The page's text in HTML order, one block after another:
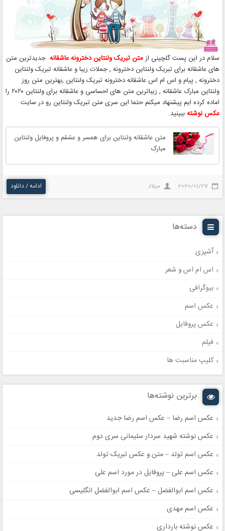
سلام در این پست گلچینی از متن تبریک ولنتاین دخترونه عاشقانه جدیدترین متن
های عاشقانه برای تبریک ولنتاین دخترونه , جملات زیبا و عاشقانه تبریک ولنتاین
دخترونه , پیام و اس ام اس عاشقانه دخترونه تبریک ولنتاین ,بهترین متن روز
ولنتاین مبارک عاشقانه , زیباترین متن های احساسی و عاشقانه برای ولنتاین ۲۰۲۰ را
اماده کرده ایم پیشنهاد میکنم حتما این سری متن تبریک ولنتاین رو در سایت
عکس نوشته ببینید.
متن عاشقانه ولنتاین برای همسر و عشقم و پروفایل ولنتاین
مبارک
2020/01/27 میلاد ادامه / دانلود
دسته‌ها
آشپزی
اس ام اس و شعر
بیوگرافی
عکس اسم
عکس پروفایل
فیلم
کلیپ مناسبت ها
برترین نوشته‌ها
عکس اسم رضا – عکس اسم رضا جدید
عکس نوشته شهید سردار سلیمانی سری دوم
عکس اسم تولد – متن و عکس تبریک تولد
عکس اسم علی – پروفایل در مورد اسم علی
عکس اسم ابوالفضل – عکس اسم ابوالفضل انگلیسی
عکس اسم مهدی
عکس نوشته بارداری